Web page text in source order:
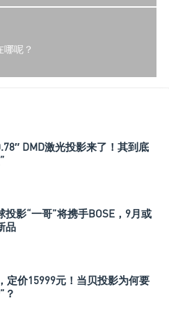
哪呢？
DMD激光投影来了！其到底
投影“一哥”将携手BOSE，9月或
品
定价15999元！当贝投影为何要
？